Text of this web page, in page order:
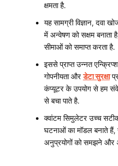
क्षमता है.
यह सामग्री विज्ञान, दवा
में अन्वेषण को सक्षम बनाता
सीमाओं को समाप्त करता है.
इससे प्राप्त उन्नत
गोपनीयता औरडेटा सुरक्षा
कंप्यूटर के उपयोग से हम
से बचा पाते है.
क्वांटम सिमुलेटर उच्च
घटनाओं का मॉडल बनाते हैं,
अनुप्रयोगों को समझने और